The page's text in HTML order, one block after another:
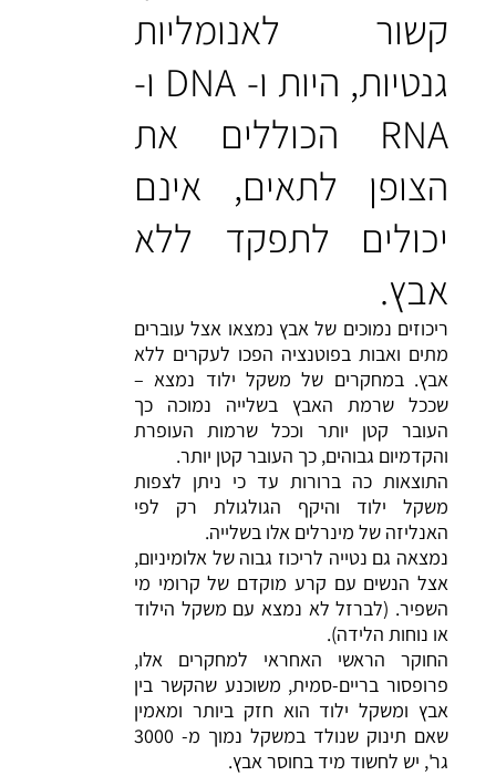
קשור לאנומליות
גנטיות, היות ו- DNA ו-
RNA הכוללים את
הצופן לתאים, אינם
יכולים לתפקד ללא
אבץ.
ריכוזים נמוכים של אבץ נמצאו אצל עוברים
מתים ואבות בפוטנציה הפכו לעקרים ללא
אבץ. במחקרים של משקל ילוד נמצא –
שככל שרמת האבץ בשלייה נמוכה כך
העובר קטן יותר וככל שרמות העופרת
והקדמיום גבוהים, כך העובר קטן יותר.
התוצאות כה ברורות עד כי ניתן לצפות
משקל ילוד והיקף הגולגולת רק לפי
האנליזה של מינרלים אלו בשלייה.
נמצאה גם נטייה לריכוז גבוה של אלומיניום,
אצל הנשים עם קרע מוקדם של קרומי מי
השפיר. (לברזל לא נמצא עם משקל הילוד
או נוחות הלידה).
החוקר הראשי האחראי למחקרים אלו,
פרופסור בריים-סמית, משוכנע שהקשר בין
אבץ ומשקל ילוד הוא חזק ביותר ומאמין
שאם תינוק שנולד במשקל נמוך מ- 3000
גר', יש לחשוד מיד בחוסר אבץ.